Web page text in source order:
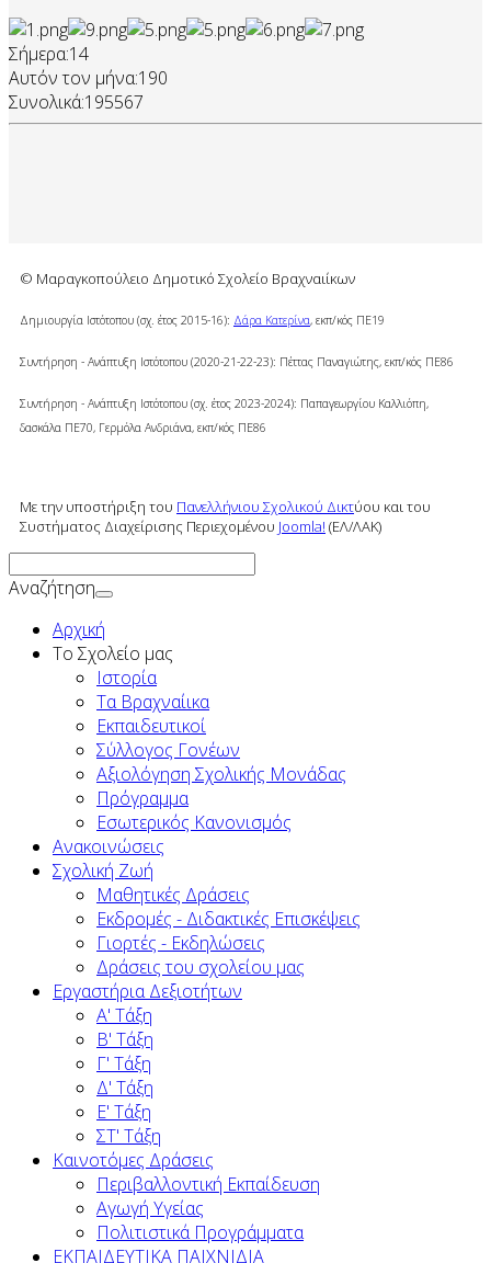
Σήμερα:14
Αυτόν τον μήνα:190
Συνολικά:195567
© Μαραγκοπούλειο Δημοτικό Σχολείο Βραχναιίκων
Δημιουργία Ιστότοπου (σχ. έτος 2015-16): Δάρα Κατερίνα, εκπ/κός ΠΕ19
Συντήρηση - Ανάπτυξη Ιστότοπου (2020-21-22-23): Πέττας Παναγιώτης, εκπ/κός ΠΕ86
Συντήρηση - Ανάπτυξη Ιστότοπου (σχ. έτος 2023-2024): Παπαγεωργίου Καλλιόπη,
δασκάλα ΠΕ70, Γερμόλα Ανδριάνα, εκπ/κός ΠΕ86
Με την υποστήριξη του Πανελλήνιου Σχολικού Δικτύου και του
Συστήματος Διαχείρισης Περιεχομένου Joomla! (ΕΛ/ΛΑΚ)
Αναζήτηση
Αρχική
To Σχολείο μας
Ιστορία
Τα Βραχναίικα
Εκπαιδευτικοί
Σύλλογος Γονέων
Αξιολόγηση Σχολικής Μονάδας
Πρόγραμμα
Εσωτερικός Κανονισμός
Ανακοινώσεις
Σχολική Ζωή
Μαθητικές Δράσεις
Εκδρομές - Διδακτικές Επισκέψεις
Γιορτές - Εκδηλώσεις
Δράσεις του σχολείου μας
Εργαστήρια Δεξιοτήτων
Α' Τάξη
Β' Τάξη
Γ' Τάξη
Δ' Τάξη
Ε' Τάξη
ΣΤ' Τάξη
Καινοτόμες Δράσεις
Περιβαλλοντική Εκπαίδευση
Αγωγή Υγείας
Πολιτιστικά Προγράμματα
ΕΚΠΑΙΔΕΥΤΙΚΑ ΠΑΙΧΝΙΔΙΑ